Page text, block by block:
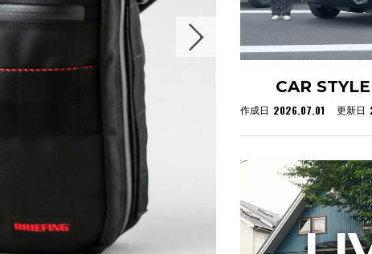
CAR
作成日 2026.07.01 更新日